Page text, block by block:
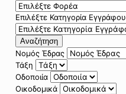
Επιλέξτε Κατηγορία Εγγράφου
Αναζήτηση
Νομός Έδρας
Τάξη
Οδοποιία
Οικοδομικά